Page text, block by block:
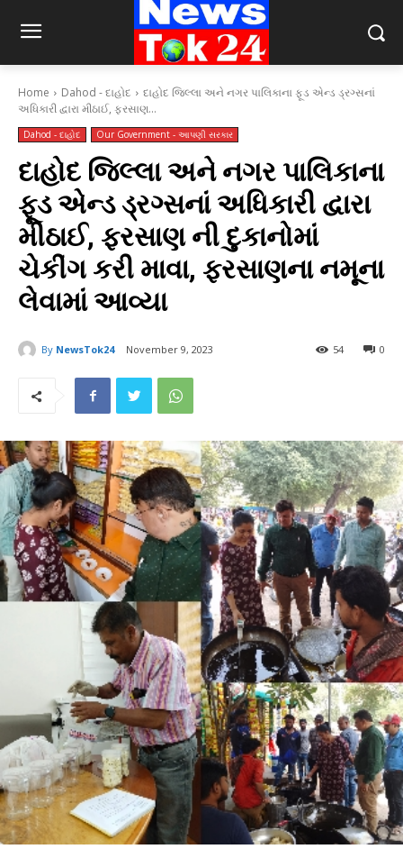
Home Dahod - દાહોદ
દાહોદ જિલ્લા અને નગર પાલિકાના ફૂડ એન્ડ ડ્રગ્સનાં
અધિકારી દ્વારા મીઠાઈ, ફરસાણ...
Dahod - દાહોદ Our Government - આપણી સરકાર
દાહોદ જિલ્લા અને નગર પાલિકાના
ફૂડ એન્ડ ડ્રગ્સનાં અધિકારી દ્વારા
મીઠાઈ, ફરસાણ ની દુકાનોમાં
ચેકીંગ કરી માવા, ફરસાણના નમૂના
લેવામાં આવ્યા
By NewsTok24 November 9, 2023 0
54